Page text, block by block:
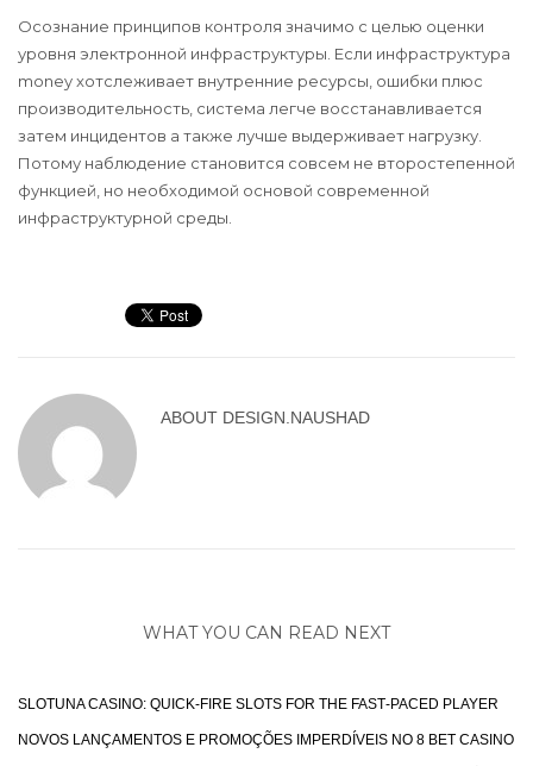
Осознание принципов контроля значимо с целью оценки
уровня электронной инфраструктуры. Если инфраструктура
money xотслеживает внутренние ресурсы, ошибки плюс
производительность, система легче восстанавливается
затем инцидентов а также лучше выдерживает нагрузку.
Потому наблюдение становится совсем не второстепенной
функцией, но необходимой основой современной
инфраструктурной среды.
ABOUT DESIGN.NAUSHAD
WHAT YOU CAN READ NEXT
SLOTUNA CASINO: QUICK‑FIRE SLOTS FOR THE FAST‑PACED PLAYER
NOVOS LANÇAMENTOS E PROMOÇÕES IMPERDÍVEIS NO 8 BET CASINO